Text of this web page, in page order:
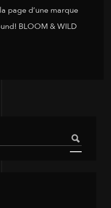
page d’une marque
BLOOM & WILD